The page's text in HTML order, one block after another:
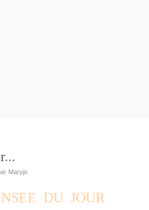
Maryjo
DU JOUR